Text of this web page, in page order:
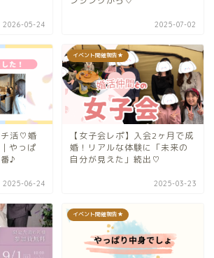
2026-05-24 2025-07-02
チ活♡婚
やっぱ
♪
2025-06-24
イベント開催報告★
【女子会レポ】入会2ヶ月で成
婚！リアルな体験に「未来の
自分が見えた」続出♡
2025-03-23
イベント開催報告★